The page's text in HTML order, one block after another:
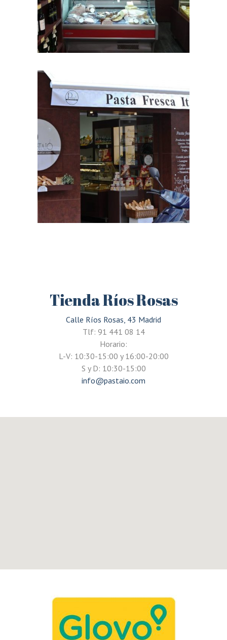
Tienda Ríos Rosas
Calle Ríos Rosas, 43 Madrid
Tlf: 91 441 08 14
Horario:
L-V: 10:30-15:00 y 16:00-20:00
S y D: 10:30-15:00
info@pastaio.com